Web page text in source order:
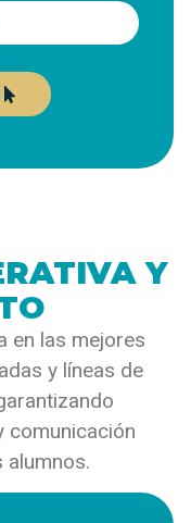
Y
en las mejores
y líneas de
comunicación
alumnos.